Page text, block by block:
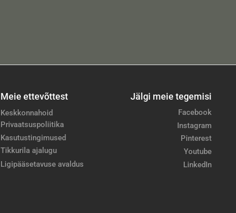
Meie ettevõttest
Keskkonnahoid
Privaatsuspoliitika
Kasutustingimused
Tikkurila ajalugu
Ligipääsetavuse avaldus
Jälgi meie tegemisi
Facebook
Instagram
Pinterest
Youtube
LinkedIn